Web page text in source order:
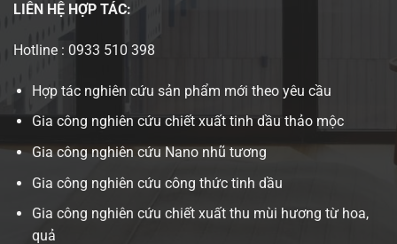
LIÊN HỆ HỢP TÁC:
Hotline : 0933 510 398
Hợp tác nghiên cứu sản phẩm mới theo yêu cầu
Gia công nghiên cứu chiết xuất tinh dầu thảo mộc
Gia công nghiên cứu Nano nhũ tương
Gia công nghiên cứu công thức tinh dầu
Gia công nghiên cứu chiết xuất thu mùi hương từ hoa,
quả